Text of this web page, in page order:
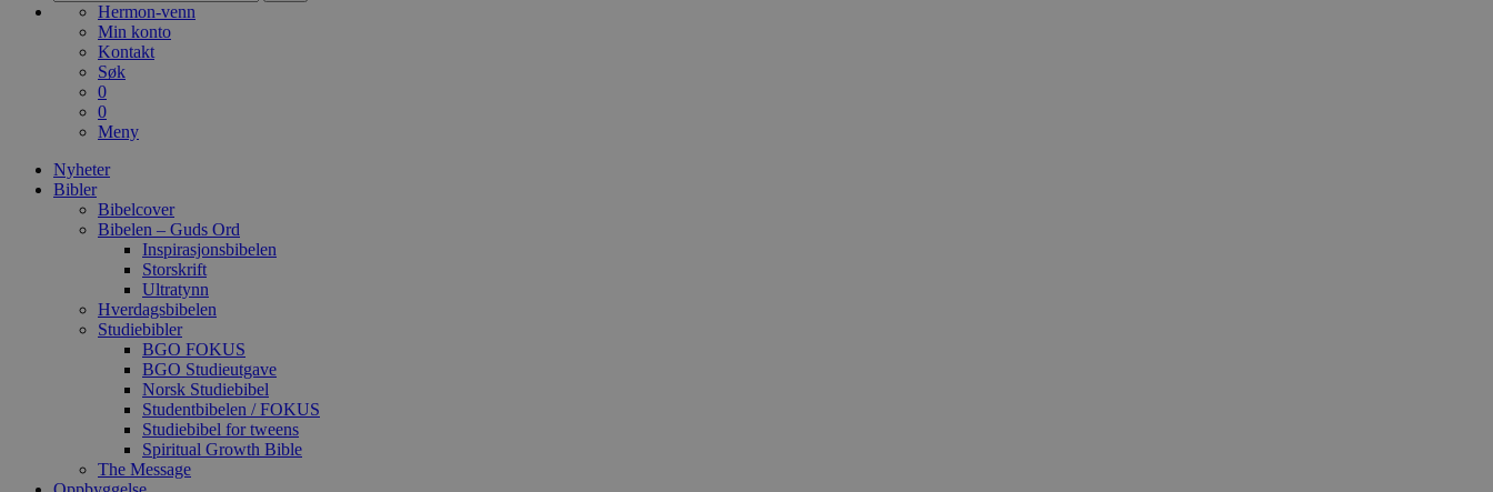
Hermon-venn
Min konto
Kontakt
Søk
0
0
Meny
Nyheter
Bibler
Bibelcover
Bibelen – Guds Ord
Inspirasjonsbibelen
Storskrift
Ultratynn
Hverdagsbibelen
Studiebibler
BGO FOKUS
BGO Studieutgave
Norsk Studiebibel
Studentbibelen / FOKUS
Studiebibel for tweens
Spiritual Growth Bible
The Message